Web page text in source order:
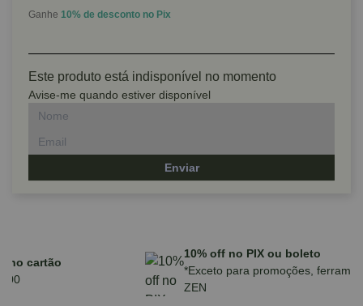
Ganhe 10% de desconto no Pix
Este produto está indisponível no momento
Avise-me quando estiver disponível
Enviar
10% off no PIX ou boleto
*Exceto para promoções, ferramentas e produtos